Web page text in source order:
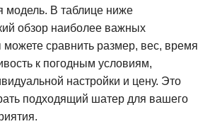
модель. В таблице ниже
обзор наиболее важных
можете сравнить размер, вес, время
к погодным условиям,
настройки и цену. Это
подходящий шатер для вашего